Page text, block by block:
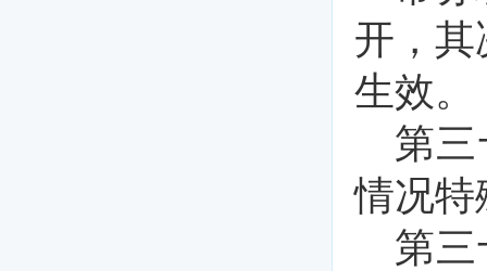
开，其
生效。
第
情况特
第三